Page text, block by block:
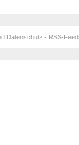
Datenschutz - RSS-